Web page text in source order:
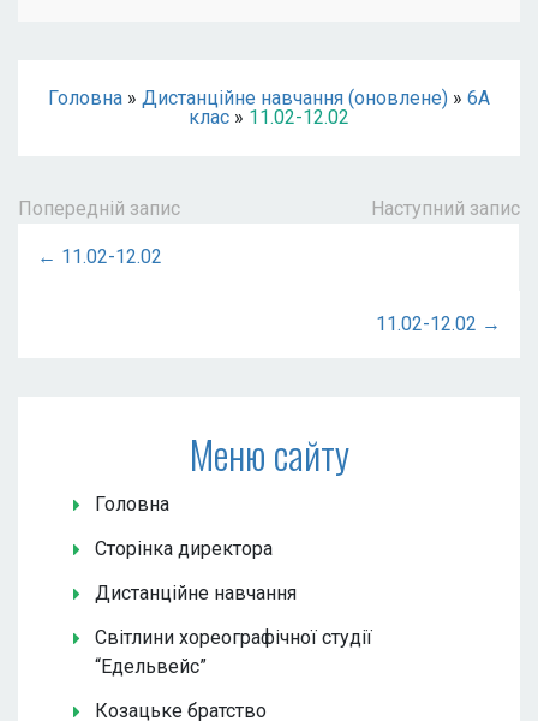
Головна » Дистанційне навчання (оновлене) » 6А
клас » 11.02-12.02
Попередній запис Наступний запис
← 11.02-12.02
11.02-12.02 →
Меню сайту
Головна
Сторінка директора
Дистанційне навчання
Світлини хореографічної студії
“Едельвейс”
Козацьке братство